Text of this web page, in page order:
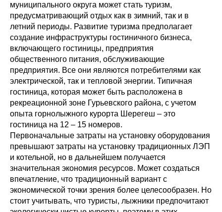
муниципального округа может стать туризм,
предусматривающий отдых как в зимний, так и в
летний периоды. Развитие туризма предполагает
создание инфраструктуры гостиничного бизнеса,
включающего гостиницы, предприятия
общественного питания, обслуживающие
предприятия. Все они являются потребителями как
электрической, так и тепловой энергии. Типичная
гостиница, которая может быть расположена в
рекреационной зоне Гурьевского района, с учетом
опыта горнолыжного курорта Шерегеш – это
гостиница на 12 – 15 номеров.
Первоначальные затраты на установку оборудования
превышают затраты на установку традиционных ЛЭП
и котельной, но в дальнейшем получается
значительная экономия ресурсов. Может создаться
впечатление, что традиционный вариант с
экономической точки зрения более целесообразен. Но
стоит учитывать, что туристы, лыжники предпочитают